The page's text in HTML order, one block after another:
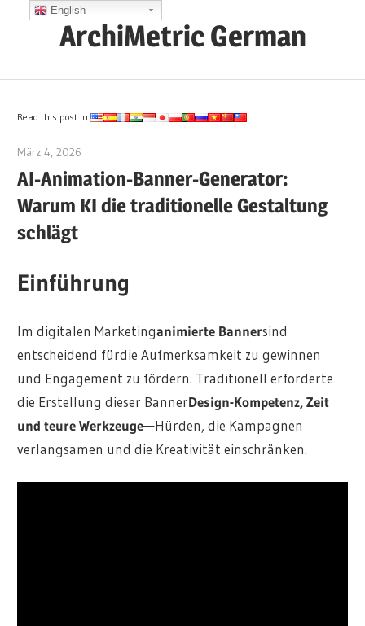
ArchiMetric German
Ops,
and
More
Read this post in:
März 4, 2026
AI-Animation-Banner-Generator:
Warum KI die traditionelle Gestaltung
schlägt
Einführung
Im digitalen Marketinganimierte Bannersind
entscheidend fürdie Aufmerksamkeit zu gewinnen
und Engagement zu fördern. Traditionell erforderte
die Erstellung dieser BannerDesign-Kompetenz, Zeit
und teure Werkzeuge—Hürden, die Kampagnen
verlangsamen und die Kreativität einschränken.
English